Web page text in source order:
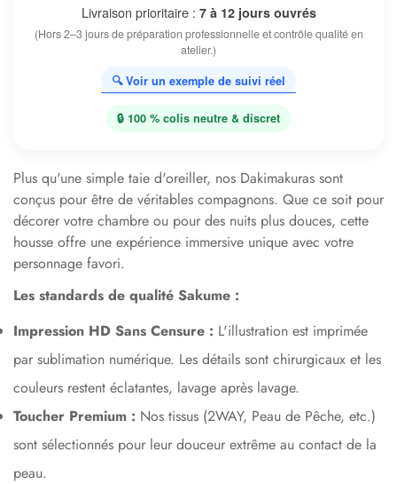
Livraison prioritaire : 7 à 12 jours ouvrés
(Hors 2–3 jours de préparation professionnelle et contrôle qualité en
atelier.)
🔍 Voir un exemple de suivi réel
🔒 100 % colis neutre & discret
Plus qu'une simple taie d'oreiller, nos Dakimakuras sont
conçus pour être de véritables compagnons. Que ce soit pour
décorer votre chambre ou pour des nuits plus douces, cette
housse offre une expérience immersive unique avec votre
personnage favori.
Les standards de qualité Sakume :
Impression HD Sans Censure : L'illustration est imprimée
par sublimation numérique. Les détails sont chirurgicaux et les
couleurs restent éclatantes, lavage après lavage.
Toucher Premium : Nos tissus (2WAY, Peau de Pêche, etc.)
sont sélectionnés pour leur douceur extrême au contact de la
peau.